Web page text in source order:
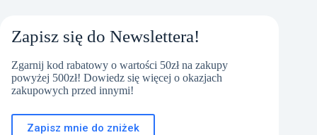
Zapisz się do Newslettera!
Zgarnij kod rabatowy o wartości 50zł na zakupy
powyżej 500zł! Dowiedz się więcej o okazjach
zakupowych przed innymi!
Zapisz mnie do zniżek